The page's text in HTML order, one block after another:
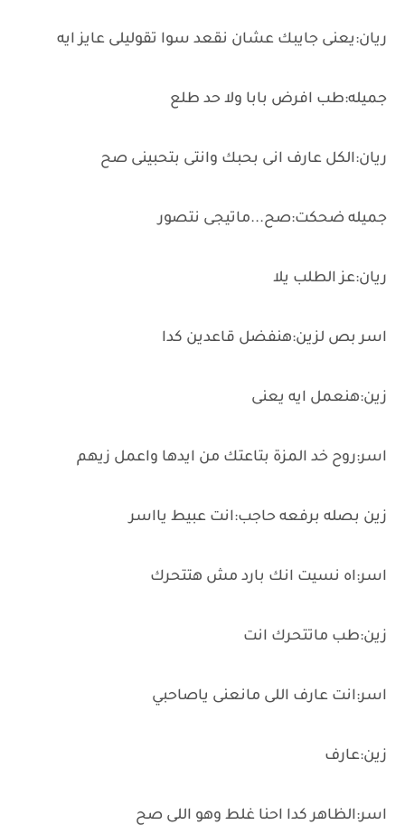
ريان:يعنى جايبك عشان نقعد سوا تقوليلى عايز ايه
جميله:طب افرض بابا ولا حد طلع
ريان:الكل عارف انى بحبك وانتى بتحبينى صح
جميله ضحكت:صح...ماتيجى نتصور
ريان:عز الطلب يلا
اسر بص لزين:هنفضل قاعدين كدا
زين:هنعمل ايه يعنى
اسر:روح خد المزة بتاعتك من ايدها واعمل زيهم
زين بصله برفعه حاجب:انت عبيط يااسر
اسر:اه نسيت انك بارد مش هتتحرك
زين:طب ماتتحرك انت
اسر:انت عارف اللى مانعنى ياصاحبي
زين:عارف
اسر:الظاهر كدا احنا غلط وهو اللى صح